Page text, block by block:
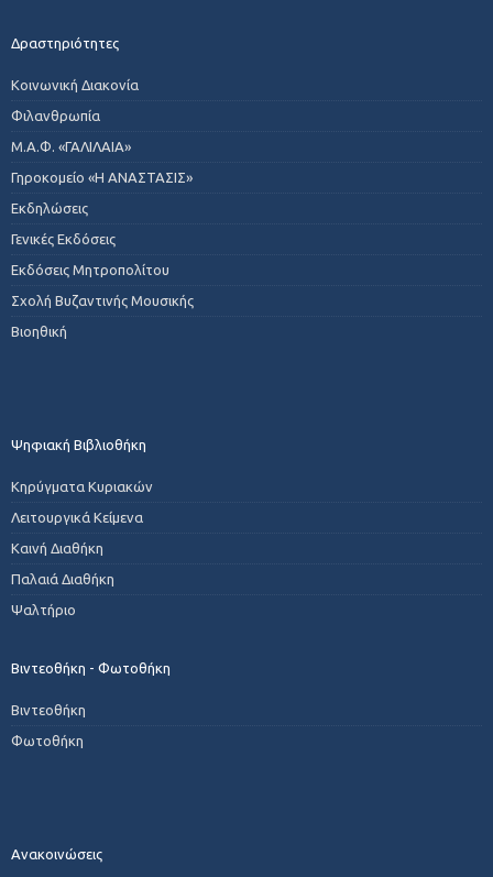
Δραστηριότητες
Κοινωνική Διακονία
Φιλανθρωπία
Μ.Α.Φ. «ΓΑΛΙΛΑΙΑ»
Γηροκομείο «Η ΑΝΑΣΤΑΣΙΣ»
Εκδηλώσεις
Γενικές Εκδόσεις
Εκδόσεις Μητροπολίτου
Σχολή Βυζαντινής Μουσικής
Βιοηθική
Ψηφιακή Βιβλιοθήκη
Κηρύγματα Κυριακών
Λειτουργικά Κείμενα
Καινή Διαθήκη
Παλαιά Διαθήκη
Ψαλτήριο
Βιντεοθήκη - Φωτοθήκη
Βιντεοθήκη
Φωτοθήκη
Ανακοινώσεις